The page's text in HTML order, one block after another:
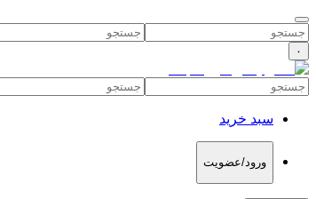
۰
سبد خرید
ورود/عضویت